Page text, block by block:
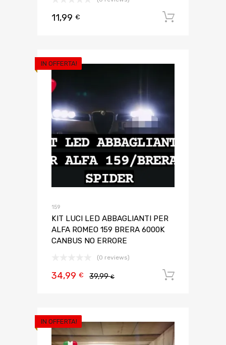
11,99 €
IN OFFERTA!
159
KIT LUCI LED ABBAGLIANTI PER
ALFA ROMEO 159 BRERA 6000K
CANBUS NO ERRORE
(0 reviews)
39,99€
34,99 €
IN OFFERTA!